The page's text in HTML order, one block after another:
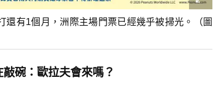
有1個月，洲際主場門票已經幾乎被掃光。（圖
碗：歐拉夫會來嗎？